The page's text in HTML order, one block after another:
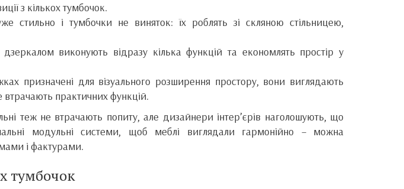
з кількох тумбочок.
стильно і тумбочки не виняток: їх роблять зі скляною стільницею,
дзеркалом виконують відразу кілька функцій та економлять простір у
призначені для візуального розширення простору, вони виглядають
втрачають практичних функцій.
теж не втрачають попиту, але дизайнери інтер’єрів наголошують, що
модульні системи, щоб меблі виглядали гармонійно – можна
і фактурами.
тумбочок